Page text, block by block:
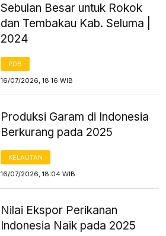
Sebulan Besar untuk Rokok
dan Tembakau Kab. Seluma |
2024
PDB
16/07/2026, 18:16 WIB
Produksi Garam di Indonesia
Berkurang pada 2025
KELAUTAN
16/07/2026, 18:04 WIB
Nilai Ekspor Perikanan
Indonesia Naik pada 2025